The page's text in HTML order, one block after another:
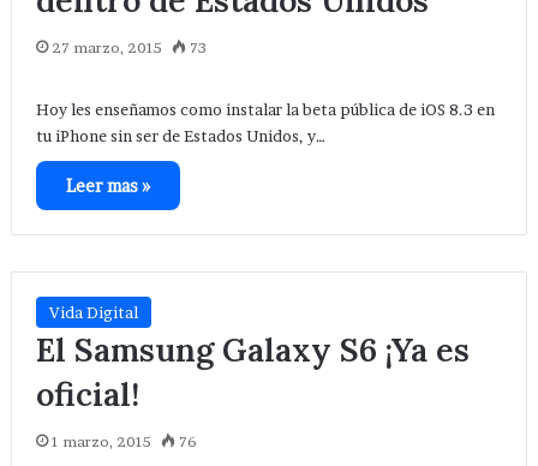
27 marzo, 2015 73
Hoy les enseñamos como instalar la beta pública de iOS 8.3 en
tu iPhone sin ser de Estados Unidos, y…
Leer mas »
Vida Digital
El Samsung Galaxy S6 ¡Ya es
oficial!
1 marzo, 2015 76